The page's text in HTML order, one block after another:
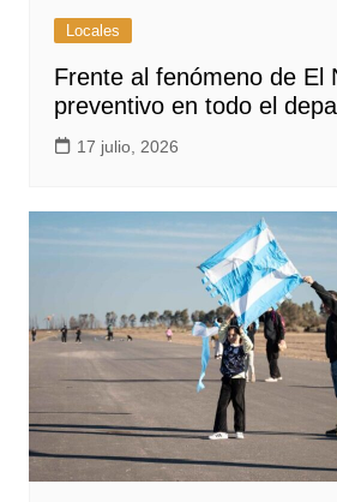
Locales
Frente al fenómeno de El
preventivo en todo el
17 julio, 2026